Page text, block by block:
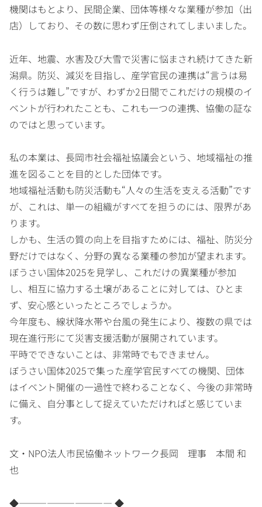
機関はもとより、民間企業、団体等様々な業種が参加（出
店）しており、その数に思わず圧倒されてしまいました。
近年、地震、水害及び大雪で災害に悩まされ続けてきた新
潟県。防災、減災を目指し、産学官民の連携は“言うは易
く行うは難し”ですが、わずか2日間でこれだけの規模のイ
ベントが行われたことも、これも一つの連携、協働の証な
のではと思っています。
私の本業は、長岡市社会福祉協議会という、地域福祉の推
進を図ることを目的とした団体です。
地域福祉活動も防災活動も“人々の生活を支える活動”です
が、これは、単一の組織がすべてを担うのには、限界があ
ります。
しかも、生活の質の向上を目指すためには、福祉、防災分
野だけではなく、分野の異なる業種の参加が望まれます。
ぼうさい国体2025を見学し、これだけの異業種が参加
し、相互に協力する土壌があることに対しては、ひとま
ず、安心感といったところでしょうか。
今年度も、線状降水帯や台風の発生により、複数の県では
現在進行形にて災害支援活動が展開されています。
平時でできないことは、非常時でもできません。
ぼうさい国体2025で集った産学官民すべての機関、団体
はイベント開催の一過性で終わることなく、今後の非常時
に備え、自分事として捉えていただければと感じていま
す。
文・NPO法人市民協働ネットワーク長岡 理事 本間 和
也
◆―――――――――― ◆